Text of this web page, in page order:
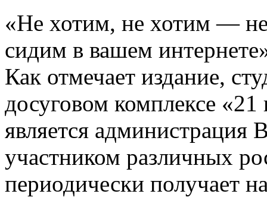
«Не хотим, не хотим —
сидим в вашем
Как отмечает издание,
досуговом комплексе «21
является администрация
участником различных
периодически получает